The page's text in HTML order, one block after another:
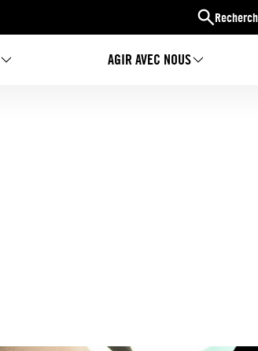
AGIR AVEC NOUS